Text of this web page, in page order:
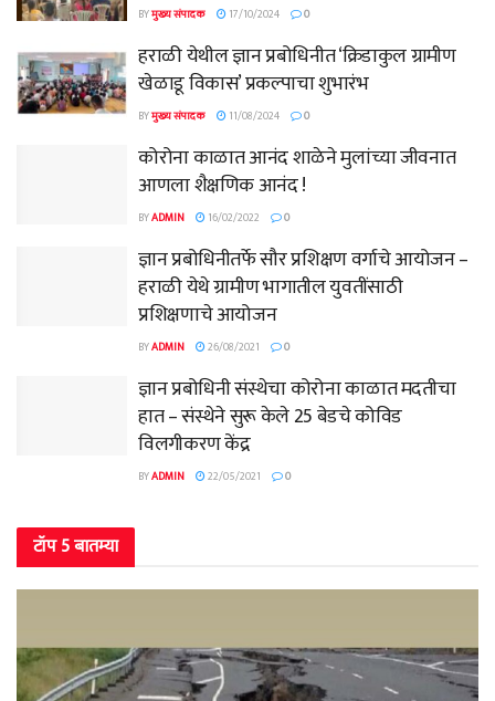
BYमुख्य संपादक 17/10/2024 0
हराळी येथील ज्ञान प्रबोधिनीत ‘क्रिडाकुल ग्रामीण
खेळाडू विकास’ प्रकल्पाचा शुभारंभ
BYमुख्य संपादक 11/08/2024 0
कोरोना काळात आनंद शाळेने मुलांच्या जीवनात
आणला शैक्षणिक आनंद !
BYADMIN 16/02/2022 0
ज्ञान प्रबोधिनीतर्फे सौर प्रशिक्षण वर्गाचे आयोजन –
हराळी येथे ग्रामीण भागातील युवतींसाठी
प्रशिक्षणाचे आयोजन
BYADMIN 26/08/2021 0
ज्ञान प्रबोधिनी संस्थेचा कोरोना काळात मदतीचा
हात – संस्थेने सुरू केले 25 बेडचे कोविड
विलगीकरण केंद्र
BYADMIN 22/05/2021 0
टॉप 5 बातम्या